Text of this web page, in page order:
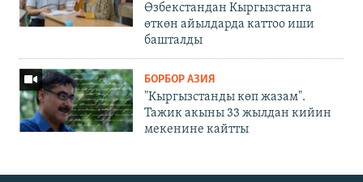
Өзбекстандан Кыргызстанга
өткөн айылдарда каттоо иши
башталды
БОРБОР АЗИЯ
"Кыргызстанды көп жазам".
Тажик акыны 33 жылдан кийин
мекенине кайтты